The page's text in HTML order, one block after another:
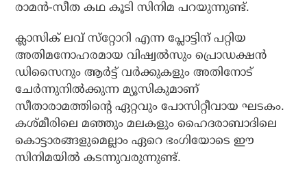
രാമന്‍-സീത കഥ കൂടി സിനിമ പറയുന്നുണ്ട്.
ക്ലാസിക് ലവ് സ്‌റ്റോറി എന്ന പ്ലോട്ടിന് പറ്റിയ
അതിമനോഹരമായ വിഷ്വല്‍സും പ്രൊഡക്ഷന്‍
ഡിസൈനും ആര്‍ട്ട് വര്‍ക്കുകളും അതിനോട്
ചേര്‍ന്നുനില്‍ക്കുന്ന മ്യൂസികുമാണ്
സീതാരാമത്തിന്റെ ഏറ്റവും പോസിറ്റീവായ ഘടകം.
കശ്മീരിലെ മഞ്ഞും മലകളും ഹൈദരാബാദിലെ
കൊട്ടാരങ്ങളുമെല്ലാം ഏറെ ഭംഗിയോടെ ഈ
സിനിമയില്‍ കടന്നുവരുന്നുണ്ട്.